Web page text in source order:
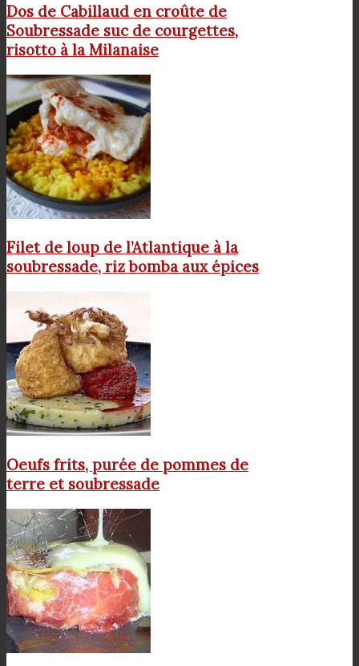
Dos de Cabillaud en croûte de
Soubressade suc de courgettes,
risotto à la Milanaise
Filet de loup de l’Atlantique à la
soubressade, riz bomba aux épices
Oeufs frits, purée de pommes de
terre et soubressade